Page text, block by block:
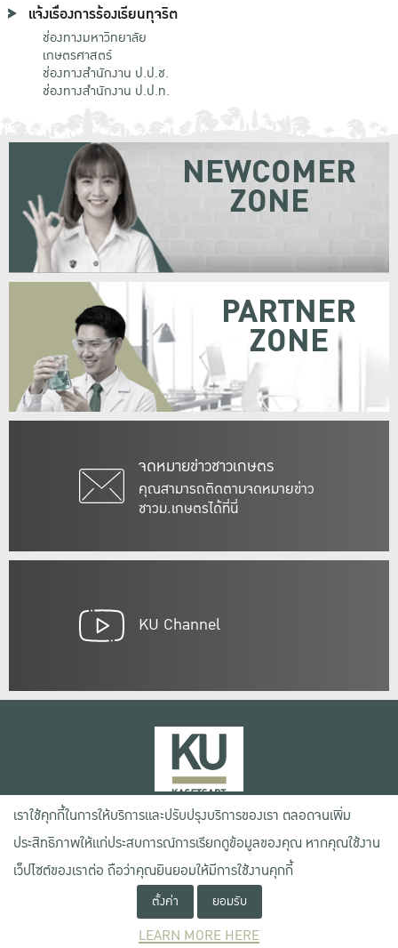
แจ้งเรื่องการร้องเรียนทุจริต
ช่องทางมหาวิทยาลัย
เกษตรศาสตร์
ช่องทางสำนักงาน ป.ป.ช.
ช่องทางสำนักงาน ป.ป.ท.
จดหมายข่าวชาวเกษตร
คุณสามารถติดตามจดหมายข่าว
ชาวม.เกษตรได้ที่นี่
NEWCOMER
ZONE
PARTNER
ZONE
KU Channel
เลขที่ 50 ถนนงามวงศ์วาน แขวงลาดยาว เขตจตุจักร กรุงเทพฯ 10900
โทรศัพท์ +66 (0) 2942 8200-45
เงื่อนไขการใช้งานเว็บไซต์
ข้อตกลงด้านสิทธิ์ใช้งาน
นโยบายความเป็นส่วนตัว
เราใช้คุกกี้ในการให้บริการและปรับปรุงบริการของเรา ตลอดจนเพิ่ม
ประสิทธิภาพให้แก่ประสบการณ์การเรียกดูข้อมูลของคุณ หากคุณใช้งาน
เว็ปไซต์ของเราต่อ ถือว่าคุณยินยอมให้มีการใช้งานคุกกี้
ตั้งค่า ยอมรับ
LEARN MORE HERE